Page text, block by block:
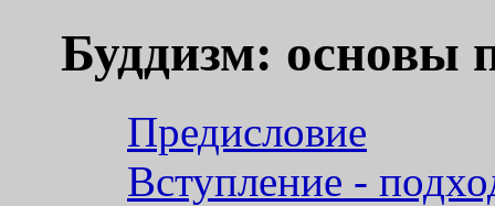
Буддизм: основы
Предисловие
Вступление -